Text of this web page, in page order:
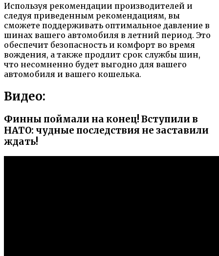
Используя рекомендации производителей и
следуя приведенным рекомендациям, вы
сможете поддерживать оптимальное давление в
шинах вашего автомобиля в летний период. Это
обеспечит безопасность и комфорт во время
вождения, а также продлит срок службы шин,
что несомненно будет выгодно для вашего
автомобиля и вашего кошелька.
Видео:
Финны поймали на конец! Вступили в
НАТО: чудные последствия не заставили
ждать!